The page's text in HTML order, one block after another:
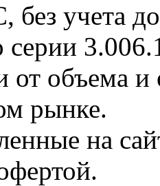
учета
серии
от объема
рынке.
на